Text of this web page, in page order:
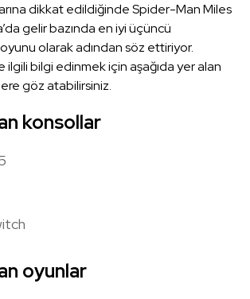
dikkat edildiğinde Spider-Man Miles
gelir bazında en iyi üçüncü
olarak adından söz ettiriyor.
ilgili bilgi edinmek için aşağıda yer alan
göz atabilirsiniz.
konsollar
oyunlar